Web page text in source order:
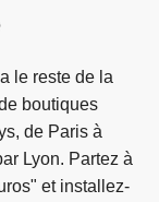
le reste de la
boutiques
de Paris à
Lyon. Partez à
et installez-